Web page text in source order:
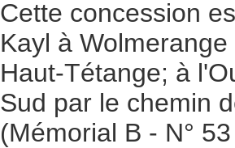
Cette concession
Kayl à
Haut-Tétange; à
Sud par le chemin
(Mémorial B - N°